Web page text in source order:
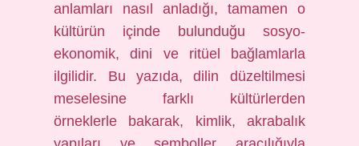
anlamları nasıl anladığı, tamamen o
kültürün içinde bulunduğu sosyo-
ekonomik, dini ve ritüel bağlamlarla
ilgilidir. Bu yazıda, dilin düzeltilmesi
meselesine farklı kültürlerden
örneklerle bakarak, kimlik, akrabalık